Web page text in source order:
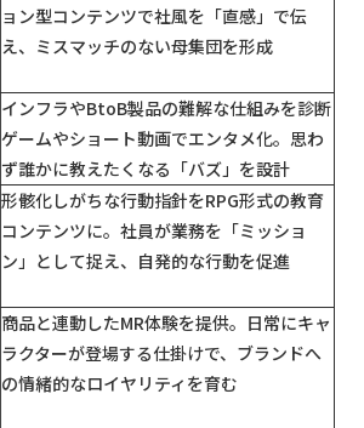
ョン型コンテンツで社風を「直感」で伝
え、ミスマッチのない母集団を形成
インフラやBtoB製品の難解な仕組みを診断
ゲームやショート動画でエンタメ化。思わ
ず誰かに教えたくなる「バズ」を設計
形骸化しがちな行動指針をRPG形式の教育
コンテンツに。社員が業務を「ミッショ
ン」として捉え、自発的な行動を促進
商品と連動したMR体験を提供。日常にキャ
ラクターが登場する仕掛けで、ブランドへ
の情緒的なロイヤリティを育む